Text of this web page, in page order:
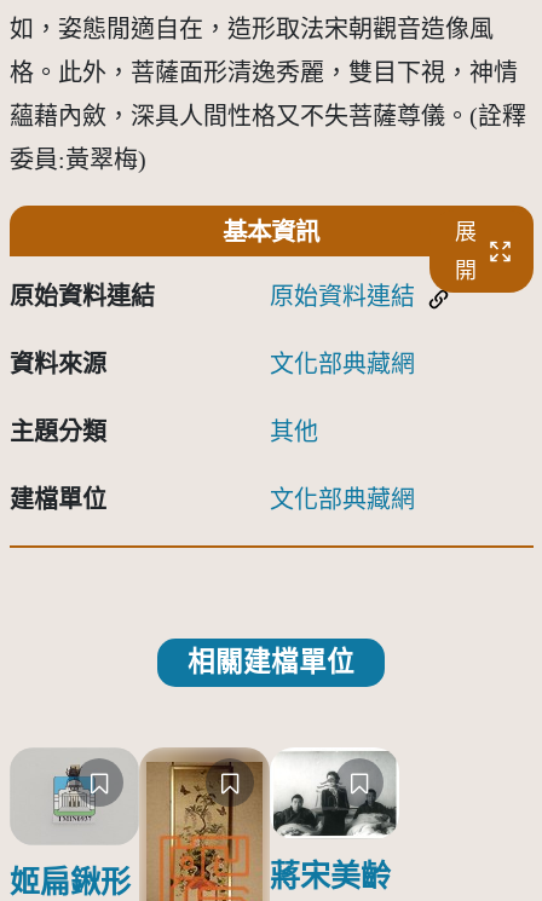
如，姿態閒適自在，造形取法宋朝觀音造像風
格。此外，菩薩面形清逸秀麗，雙目下視，神情
蘊藉內斂，深具人間性格又不失菩薩尊儀。(詮釋
委員:黃翠梅)
基本資訊
展
開
原始資料連結 原始資料連結
資料來源 文化部典藏網
主題分類 其他
建檔單位 文化部典藏網
相關建檔單位
姬扁鍬形
蔣宋美齡